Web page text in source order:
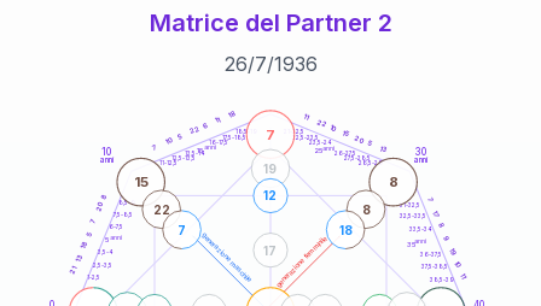
Matrice del Partner 2
26/7/1936
generazione maschile generazione femminile
10
anni
30
anni
1-2,5
2,5-3,5
3,5-4
6-7,5
7,5-8,5
8,5-9
11-12,5
12,5-13,5
13,5-14
16-17,5
17,5-18,5
18,5-19 21-22,5
22,5-23,5
23,5-24
26-27,5
27,5-28,5
28,5-29
31-32,5
32,5-33,5
33,5-34
36-37,5
37,5-38,5
38,5-39
21
13
18
5
7
20
8
7
10
5
22 6
11
18 11
22 10
15
20 5
13
7
17
8
9
19
10
11
7
15 8
19
12
17
22
7
8
18
5anni
15 anni 25anni
35anni